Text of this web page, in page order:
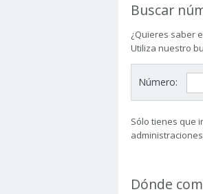
Buscar
¿Quieres saber
Utiliza nuestro
Número:
Sólo tienes que
Dónde